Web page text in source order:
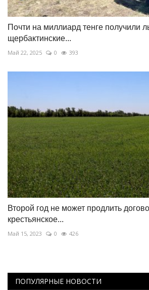
Почти на миллиард тенге получили
щербактинские...
Май 22, 2025 0 393
Второй год не может продлить
крестьянское...
Май 15, 2023 0 426
ПОПУЛЯРНЫЕ НОВОСТИ